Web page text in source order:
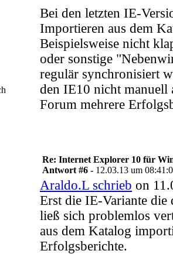
Bei den letzten IE-
Importieren aus dem
Beispielsweise nicht
oder sonstige
regulär synchronisiert
den IE10 nicht manuell
Forum mehrere
Re: Internet Explorer 10 für
Antwort #6 - 12.03.13 um
Araldo.L schrieb on
Erst die IE-Variante die
ließ sich problemlos
aus dem Katalog
Erfolgsberichte.